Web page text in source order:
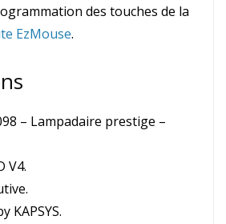
des touches de la
EzMouse.
– Lampadaire prestige –
V4.
KAPSYS.